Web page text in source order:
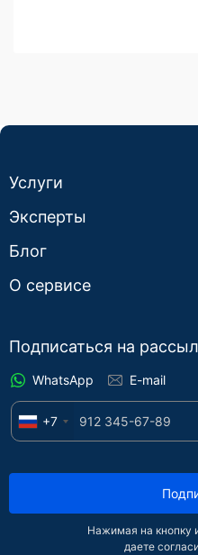
Услуги
Эксперты
Блог
О сервисе
Подписаться на
WhatsApp E-mail
+7
Нажимая на кнопку
даете